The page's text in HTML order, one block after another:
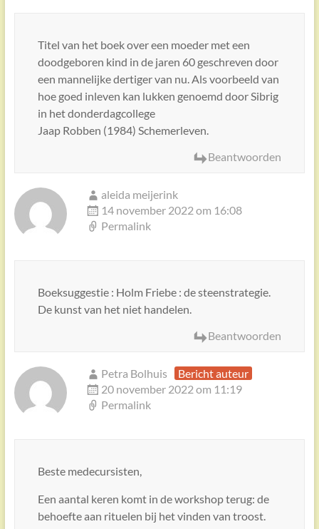
Titel van het boek over een moeder met een
doodgeboren kind in de jaren 60 geschreven door
een mannelijke dertiger van nu. Als voorbeeld van
hoe goed inleven kan lukken genoemd door Sibrig
in het donderdagcollege
Jaap Robben (1984) Schemerleven.
Beantwoorden
aleida meijerink
14 november 2022 om 16:08
Permalink
Boeksuggestie : Holm Friebe : de steenstrategie.
De kunst van het niet handelen.
Beantwoorden
Petra Bolhuis
Bericht auteur
20 november 2022 om 11:19
Permalink
Beste medecursisten,
Een aantal keren komt in de workshop terug: de
behoefte aan rituelen bij het vinden van troost.